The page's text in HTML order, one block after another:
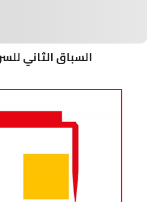
السباق الثاني